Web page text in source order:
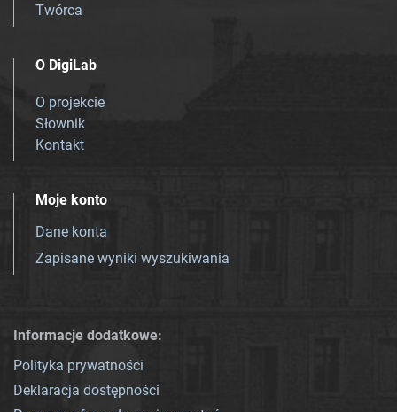
Twórca
O DigiLab
O projekcie
Słownik
Kontakt
Moje konto
Dane konta
Zapisane wyniki wyszukiwania
Informacje dodatkowe:
Polityka prywatności
Deklaracja dostępności